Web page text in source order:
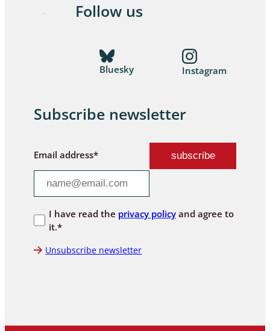
Follow us
Bluesky Instagram
Subscribe newsletter
Email address*
I have read the privacy policyand agree to
it.*
Unsubscribe newsletter